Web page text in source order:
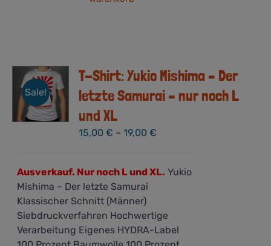
Sale!
T-Shirt: Yukio Mishima – Der
letzte Samurai – nur noch L
und XL
15,00€ –19,00€
Ausverkauf. Nur noch L und XL. Yukio
Mishima – Der letzte Samurai
Klassischer Schnitt (Männer)
Siebdruckverfahren Hochwertige
Verarbeitung Eigenes HYDRA-Label